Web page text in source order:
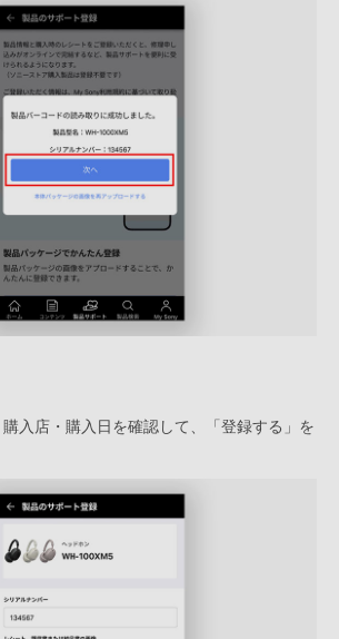
入店・購入日を確認して、「登録する」を